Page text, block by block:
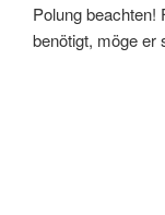
Polung beachten!
benötigt, möge er